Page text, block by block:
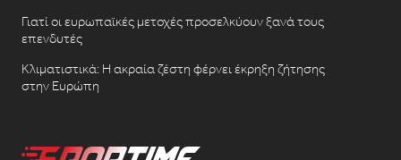
Γιατί οι ευρωπαϊκές μετοχές προσελκύουν ξανά τους
επενδυτές
Κλιματιστικά: Η ακραία ζέστη φέρνει έκρηξη ζήτησης
στην Ευρώπη